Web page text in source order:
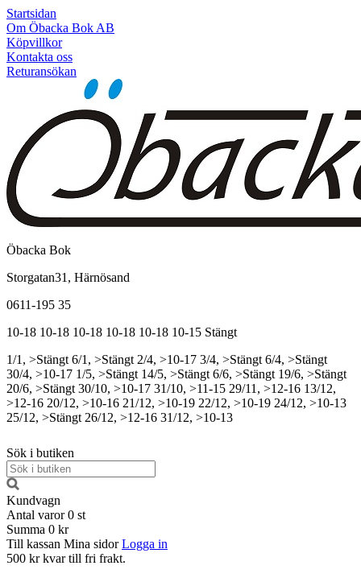
Startsidan
Om Öbacka Bok AB
Köpvillkor
Kontakta oss
Returansökan
Öbacka Bok
Storgatan31, Härnösand
0611-195 35
10-18 10-18 10-18 10-18 10-18 10-15 Stängt
1/1, >Stängt 6/1, >Stängt 2/4, >10-17 3/4, >Stängt 6/4, >Stängt
30/4, >10-17 1/5, >Stängt 14/5, >Stängt 6/6, >Stängt 19/6, >Stängt
20/6, >Stängt 30/10, >10-17 31/10, >11-15 29/11, >12-16 13/12,
>12-16 20/12, >10-16 21/12, >10-19 22/12, >10-19 24/12, >10-13
25/12, >Stängt 26/12, >12-16 31/12, >10-13
Sök i butiken
Kundvagn
Antal varor 0 st
Summa 0 kr
Till kassan Mina sidor Logga in
500 kr kvar till fri frakt.